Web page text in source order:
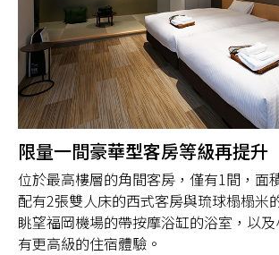
限量一間豪華型客房等級再提升
位於最高樓層的角間客房，僅有1間，面
配有2張雙人床的西式客房與琉球榻榻米
眺望福岡機場的帶按摩浴缸的浴室，以
有更高級的住宿體驗。